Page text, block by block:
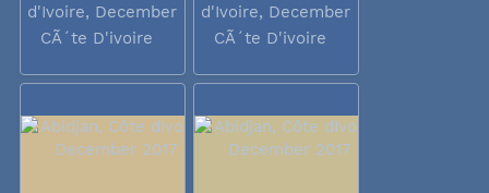
d'Ivoire, December
2017
CÃ´te D'ivoire
d'Ivoire, December
2017
CÃ´te D'ivoire